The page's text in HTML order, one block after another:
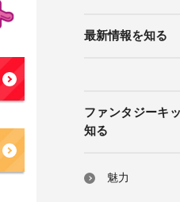
最新情報を知る
ファンタジーキ
知る
魅力